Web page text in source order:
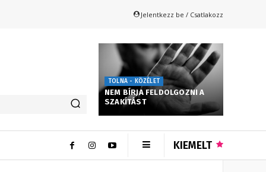
Jelentkezz be / Csatlakozz
TOLNA - KÖZÉLET
NEM BÍRJA FELDOLGOZNI A
SZAKÍTÁST
KIEMELT